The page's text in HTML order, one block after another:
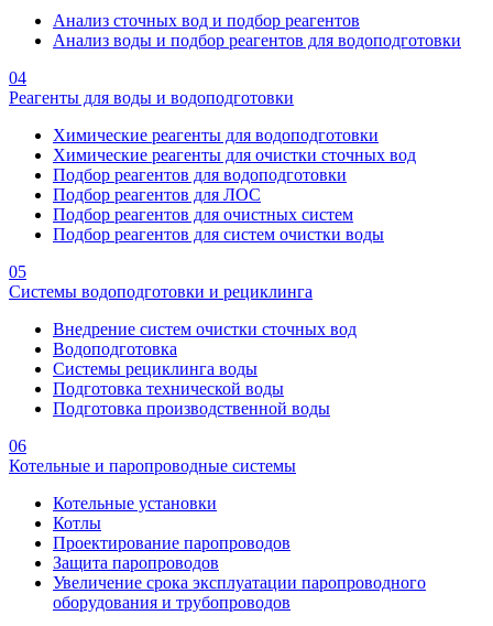
Анализ сточных вод и подбор реагентов
Анализ воды и подбор реагентов для водоподготовки
04
Реагенты для воды и водоподготовки
Химические реагенты для водоподготовки
Химические реагенты для очистки сточных вод
Подбор реагентов для водоподготовки
Подбор реагентов для ЛОС
Подбор реагентов для очистных систем
Подбор реагентов для систем очистки воды
05
Системы водоподготовки и рециклинга
Внедрение систем очистки сточных вод
Водоподготовка
Системы рециклинга воды
Подготовка технической воды
Подготовка производственной воды
06
Котельные и паропроводные системы
Котельные установки
Котлы
Проектирование паропроводов
Защита паропроводов
Увеличение срока эксплуатации паропроводного
оборудования и трубопроводов